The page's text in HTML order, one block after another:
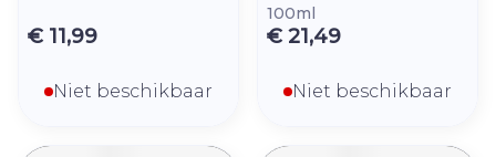
€ 11,99
Niet beschikbaar
100ml
€ 21,49
Niet beschikbaar